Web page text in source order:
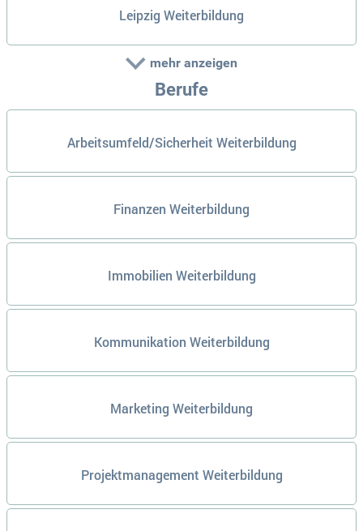
Leipzig Weiterbildung
mehr anzeigen
Berufe
Arbeitsumfeld/Sicherheit Weiterbildung
Finanzen Weiterbildung
Immobilien Weiterbildung
Kommunikation Weiterbildung
Marketing Weiterbildung
Projektmanagement Weiterbildung